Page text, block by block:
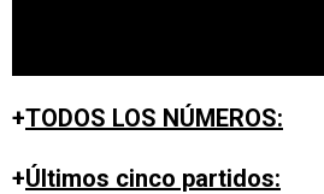
+TODOS LOS NÚMEROS:
+Últimos cinco partidos: